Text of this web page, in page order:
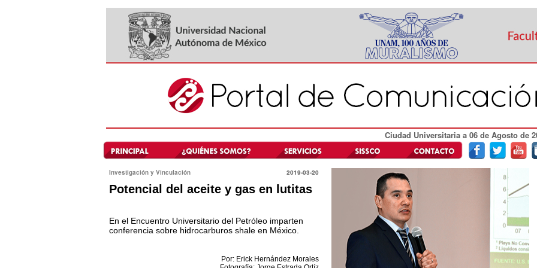
Ciudad Universitaria a 06 de Agosto de
Investigación y Vinculación 2019-03-20
Potencial del aceite y gas en lutitas
En el Encuentro Universitario del Petróleo imparten
conferencia sobre hidrocarburos shale en México.
Por: Erick Hernández Morales